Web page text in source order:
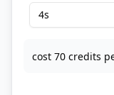
4s
cost 70 credits